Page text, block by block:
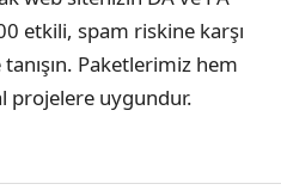
etkili, spam riskine karşı
Paketlerimiz hem
projelere uygundur.